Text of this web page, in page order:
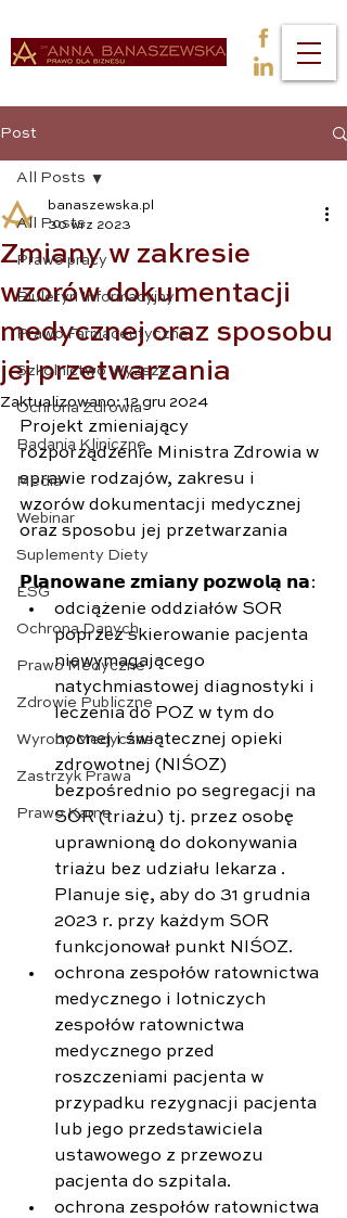
Post
All Posts
Prawo pracy
Biuletyn Informacyjny
Prawo Farmaceutyczne
Szkolnictwo Wyższe
Ochrona Zdrowia
Badania Kliniczne
Media
Webinar
Suplementy Diety
ESG
Ochrona Danych
Prawo Medyczne
Zdrowie Publiczne
Wyroby Medyczne
Zastrzyk Prawa
Prawo Karne
All Posts
Zmiany w zakresie
wzorów dokumentacji
medycznej oraz sposobu
jej przetwarzania
banaszewska.pl
30 wrz 2023
Zaktualizowano:12 gru 2024
Projekt zmieniający
rozporządzenie Ministra Zdrowia w
sprawie rodzajów, zakresu i
wzorów dokumentacji medycznej
oraz sposobu jej przetwarzania
𝗣𝗹𝗮𝗻𝗼𝘄𝗮𝗻𝗲 𝘇𝗺𝗶𝗮𝗻𝘆 𝗽𝗼𝘇𝘄𝗼𝗹𝗮̨ 𝗻𝗮:
odciążenie oddziałów SOR
poprzez skierowanie pacjenta
niewymagającego
natychmiastowej diagnostyki i
leczenia do POZ w tym do
nocnej i świątecznej opieki
zdrowotnej (NIŚOZ)
bezpośrednio po segregacji na
SOR (triażu) tj. przez osobę
uprawnioną do dokonywania
triażu bez udziału lekarza .
Planuje się, aby do 31 grudnia
2023 r. przy każdym SOR
funkcjonował punkt NIŚOZ.
ochrona zespołów ratownictwa
medycznego i lotniczych
zespołów ratownictwa
medycznego przed
roszczeniami pacjenta w
przypadku rezygnacji pacjenta
lub jego przedstawiciela
ustawowego z przewozu
pacjenta do szpitala.
ochrona zespołów ratownictwa